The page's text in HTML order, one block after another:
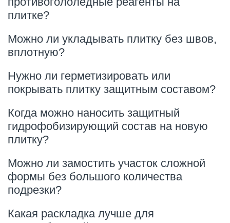
плитке?
Можно ли укладывать плитку без швов,
вплотную?
Нужно ли герметизировать или
покрывать плитку защитным составом?
Когда можно наносить защитный
гидрофобизирующий состав на новую
плитку?
Можно ли замостить участок сложной
формы без большого количества
подрезки?
Какая раскладка лучше для